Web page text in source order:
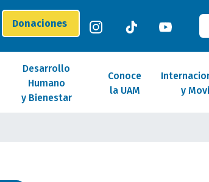
Donaciones
Desarrollo
Humano
y Bienestar
Conoce
la UAM
y